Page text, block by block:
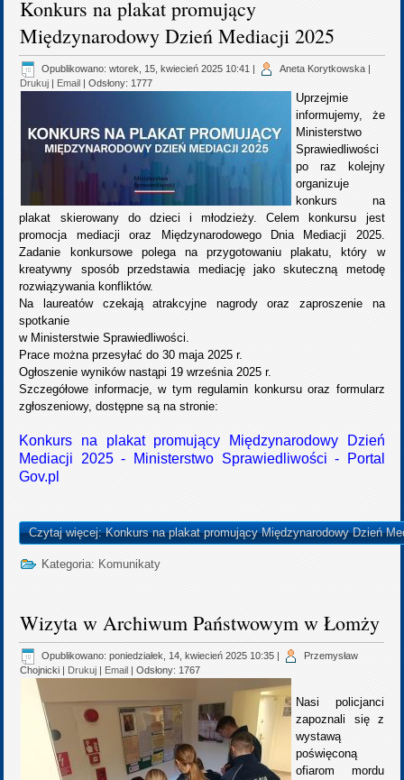
Konkurs na plakat promujący
Międzynarodowy Dzień Mediacji 2025
Opublikowano: wtorek, 15, kwiecień 2025 10:41 Aneta Korytkowska
Drukuj
Email | Odsłony: 1777
Uprzejmie
informujemy, że
Ministerstwo
Sprawiedliwości
po raz kolejny
organizuje
konkurs na
plakat skierowany do dzieci i młodzieży. Celem konkursu jest
promocja mediacji oraz Międzynarodowego Dnia Mediacji 2025.
Zadanie konkursowe polega na przygotowaniu plakatu, który w
kreatywny sposób przedstawia mediację jako skuteczną metodę
rozwiązywania konfliktów.
Na laureatów czekają atrakcyjne nagrody oraz zaproszenie na
spotkanie
w Ministerstwie Sprawiedliwości.
Prace można przesyłać do 30 maja 2025 r.
Ogłoszenie wyników nastąpi 19 września 2025 r.
Szczegółowe informacje, w tym regulamin konkursu oraz formularz
zgłoszeniowy, dostępne są na stronie:
Konkurs na plakat promujący Międzynarodowy Dzień
Mediacji 2025 - Ministerstwo Sprawiedliwości - Portal
Gov.pl
Czytaj więcej: Konkurs na plakat promujący Międzynarodowy Dzień
Kategoria: Komunikaty
Wizyta w Archiwum Państwowym w Łomży
Opublikowano: poniedziałek, 14, kwiecień 2025 10:35
Przemysław
Chojnicki
Drukuj Email | Odsłony: 1767
Nasi policjanci
zapoznali się z
wystawą
poświęconą
ofiarom mordu